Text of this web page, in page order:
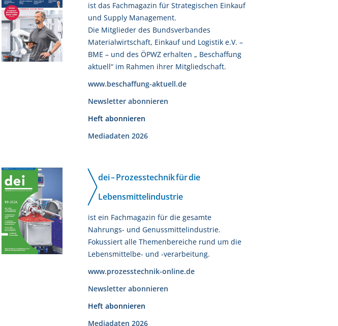
ist das Fachmagazin für Strategischen Einkauf
und Supply Management.
Die Mitglieder des Bundsverbandes
Materialwirtschaft, Einkauf und Logistik e.V. –
BME – und des ÖPWZ erhalten „ Beschaffung
aktuell“ im Rahmen ihrer Mitgliedschaft.
www.beschaffung-aktuell.de
Newsletter abonnieren
Heft abonnieren
Mediadaten 2026
dei – Prozesstechnik für die
Lebensmittelindustrie
ist ein Fachmagazin für die gesamte
Nahrungs- und Genussmittelindustrie.
Fokussiert alle Themenbereiche rund um die
Lebensmittelbe- und -verarbeitung.
www.prozesstechnik-online.de
Newsletter abonnieren
Heft abonnieren
Mediadaten 2026